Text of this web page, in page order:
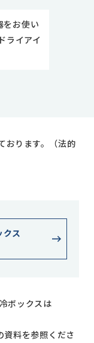
をお使い
ライアイ
おります。（法的
クス
ボックスは
料を参照くださ